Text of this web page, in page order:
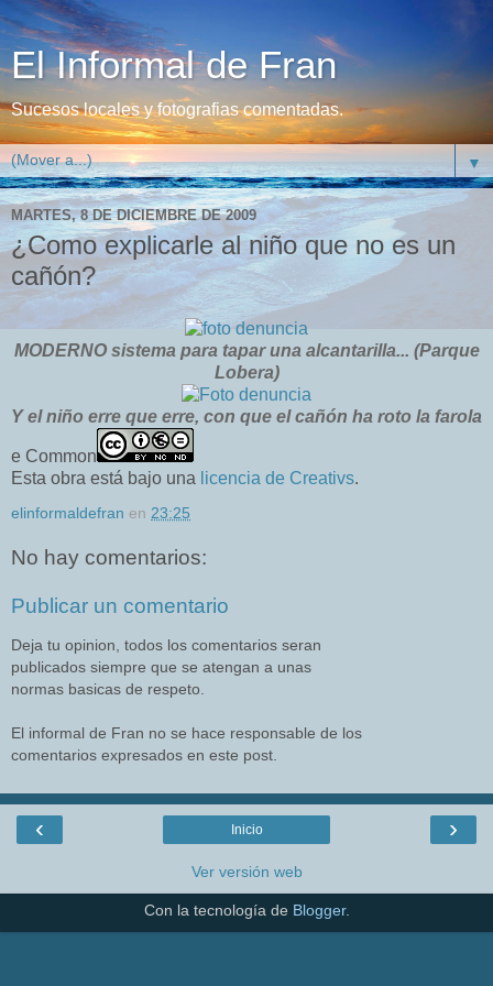
El Informal de Fran
Sucesos locales y fotografias comentadas.
▼
MARTES, 8 DE DICIEMBRE DE 2009
¿Como explicarle al niño que no es un
cañón?
MODERNO sistema para tapar una alcantarilla... (Parque
Lobera)
Y el niño erre que erre, con que el cañón ha roto la farola
e Common
Esta obra está bajo una licencia de Creativs.
elinformaldefran en 23:25
No hay comentarios:
Publicar un comentario
Deja tu opinion, todos los comentarios seran
publicados siempre que se atengan a unas
normas basicas de respeto.
El informal de Fran no se hace responsable de los
comentarios expresados en este post.
‹ ›
Inicio
Ver versión web
Con la tecnología de Blogger.